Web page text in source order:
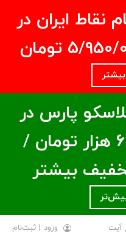
نقاط ایران در
پارس در
خریدهای بالای ۶00 هزار تومان /
بیشتر
آیت
ورود | ثبت‌نام